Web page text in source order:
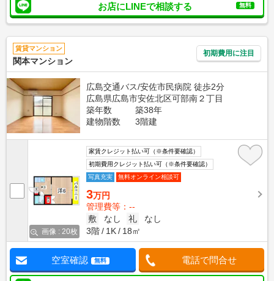
お店にLINEで相談する 無料
賃貸マンション
関本マンション
初期費用に注目
広島交通バス/安佐市民病院 徒歩2分
広島県広島市安佐北区可部南２丁目
築年数
築38年
建物階数
3階建
画像 : 20枚
家賃クレジット払い可（※条件要確認）
初期費用クレジット払い可（※条件要確認）
写真充実
無料オンライン相談可
3万円
管理費等：--
敷
なし 礼
なし
3階
1K 18㎡
空室確認 無料 電話で問合せ